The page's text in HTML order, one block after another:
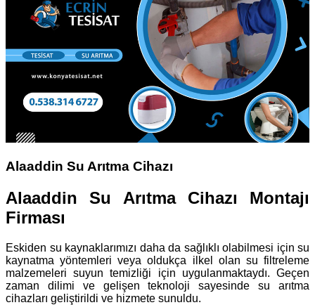
Alaaddin Su Arıtma Cihazı
Alaaddin Su Arıtma Cihazı Montajı
Firması
Eskiden su kaynaklarımızı daha da sağlıklı olabilmesi için su
kaynatma yöntemleri veya oldukça ilkel olan su filtreleme
malzemeleri suyun temizliği için uygulanmaktaydı. Geçen
zaman dilimi ve gelişen teknoloji sayesinde su arıtma
cihazları geliştirildi ve hizmete sunuldu.